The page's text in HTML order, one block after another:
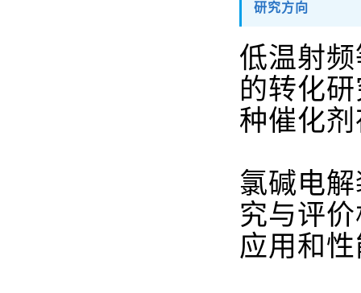
研究方向
低温射
的转化
种催化
氯碱电
究与评
应用和